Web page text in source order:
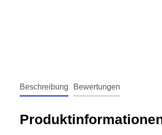
Beschreibung Bewertungen